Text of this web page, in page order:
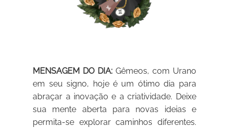
MENSAGEM DO DIA: Gêmeos, com Urano
em seu signo, hoje é um ótimo dia para
abraçar a inovação e a criatividade. Deixe
sua mente aberta para novas ideias e
permita-se explorar caminhos diferentes.